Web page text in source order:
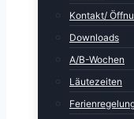
Kontakt/
Downloads
A/B-Wochen
Läutezeiten